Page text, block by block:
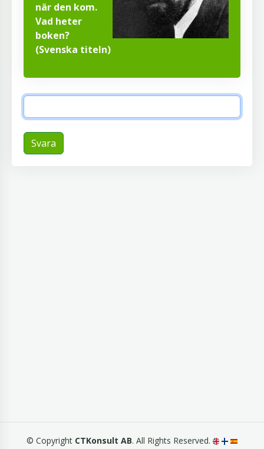
när den kom.
Vad heter
boken?
(Svenska titeln)
Svara
© Copyright CTKonsult AB. All Rights Reserved.